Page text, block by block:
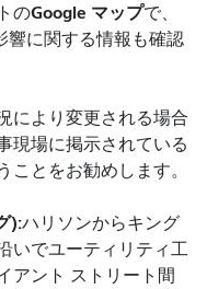
のGoogle マップで、
響に関する情報も確認
により変更される場合
現場に掲示されている
とをお勧めします。
):ハリソンからキング
いでユーティリティ工
アント ストリート間